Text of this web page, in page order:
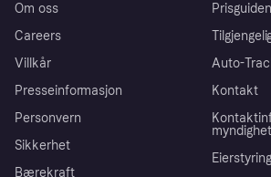
Om oss
Careers
Villkår
Presseinformasjon
Personvern
Sikkerhet
Bærekraft
Auto-
Kontakt